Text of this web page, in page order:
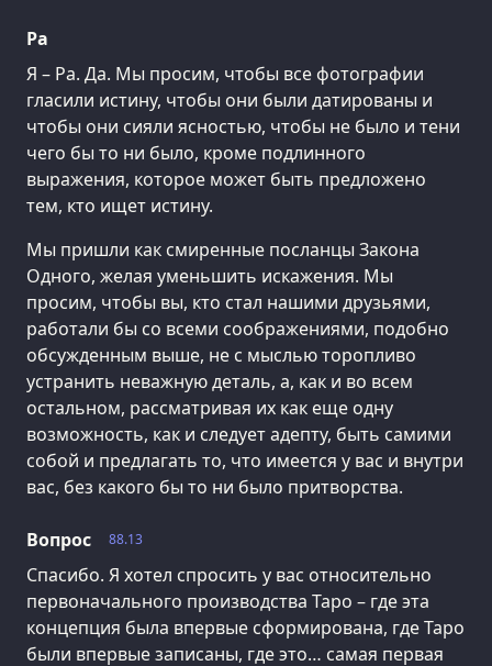
Ра
Я – Ра. Да. Мы просим, чтобы все фотографии
гласили истину, чтобы они были датированы и
чтобы они сияли ясностью, чтобы не было и тени
чего бы то ни было, кроме подлинного
выражения, которое может быть предложено
тем, кто ищет истину.
Мы пришли как смиренные посланцы Закона
Одного, желая уменьшить искажения. Мы
просим, чтобы вы, кто стал нашими друзьями,
работали бы со всеми соображениями, подобно
обсужденным выше, не с мыслью торопливо
устранить неважную деталь, а, как и во всем
остальном, рассматривая их как еще одну
возможность, как и следует адепту, быть самими
собой и предлагать то, что имеется у вас и внутри
вас, без какого бы то ни было притворства.
88.13
Вопрос
Спасибо. Я хотел спросить у вас относительно
первоначального производства Таро – где эта
концепция была впервые сформирована, где Таро
были впервые записаны, где это… самая первая